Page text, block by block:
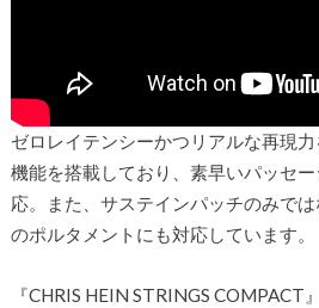
ゼロレイテンシーかつリアルな再現
機能を搭載しており、素早いパッセ
応。また、サステインパッチのみで
のポルタメントにも対応しています。
『CHRIS HEIN STRINGS COMPACT